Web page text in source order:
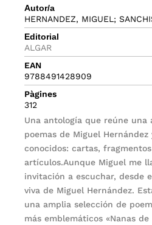
Autor/a
HERNANDEZ, MIGUEL;
Editorial
ALGAR
EAN
9788491428909
Pàgines
312
Una antología que reúne una
poemas de Miguel
conocidos: cartas,
artículos.Aunque Miguel me
invitación a escuchar, desde
viva de Miguel Hernández.
una amplia selección de
más emblemáticos «Nanas